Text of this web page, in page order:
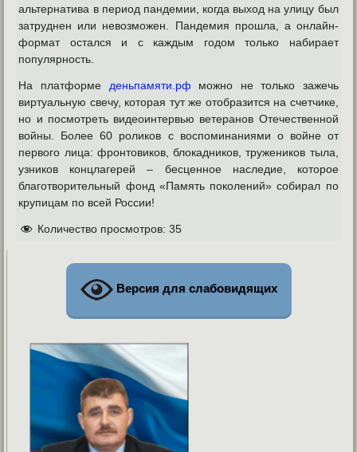
альтернатива в период пандемии, когда выход на улицу был
затруднен или невозможен. Пандемия прошла, а онлайн-
формат остался и с каждым годом только набирает
популярность.
На платформе деньпамяти.рф можно не только зажечь
виртуальную свечу, которая тут же отобразится на счетчике,
но и посмотреть видеоинтервью ветеранов Отечественной
войны. Более 60 роликов с воспоминаниями о войне от
первого лица: фронтовиков, блокадников, тружеников тыла,
узников концлагерей – бесценное наследие, которое
благотворительный фонд «Память поколений» собирал по
крупицам по всей России!
Количество просмотров: 35
Версия для слабовидящих